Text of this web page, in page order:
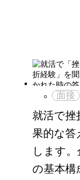
面接
就活で挫
果的な答
します
の基本構